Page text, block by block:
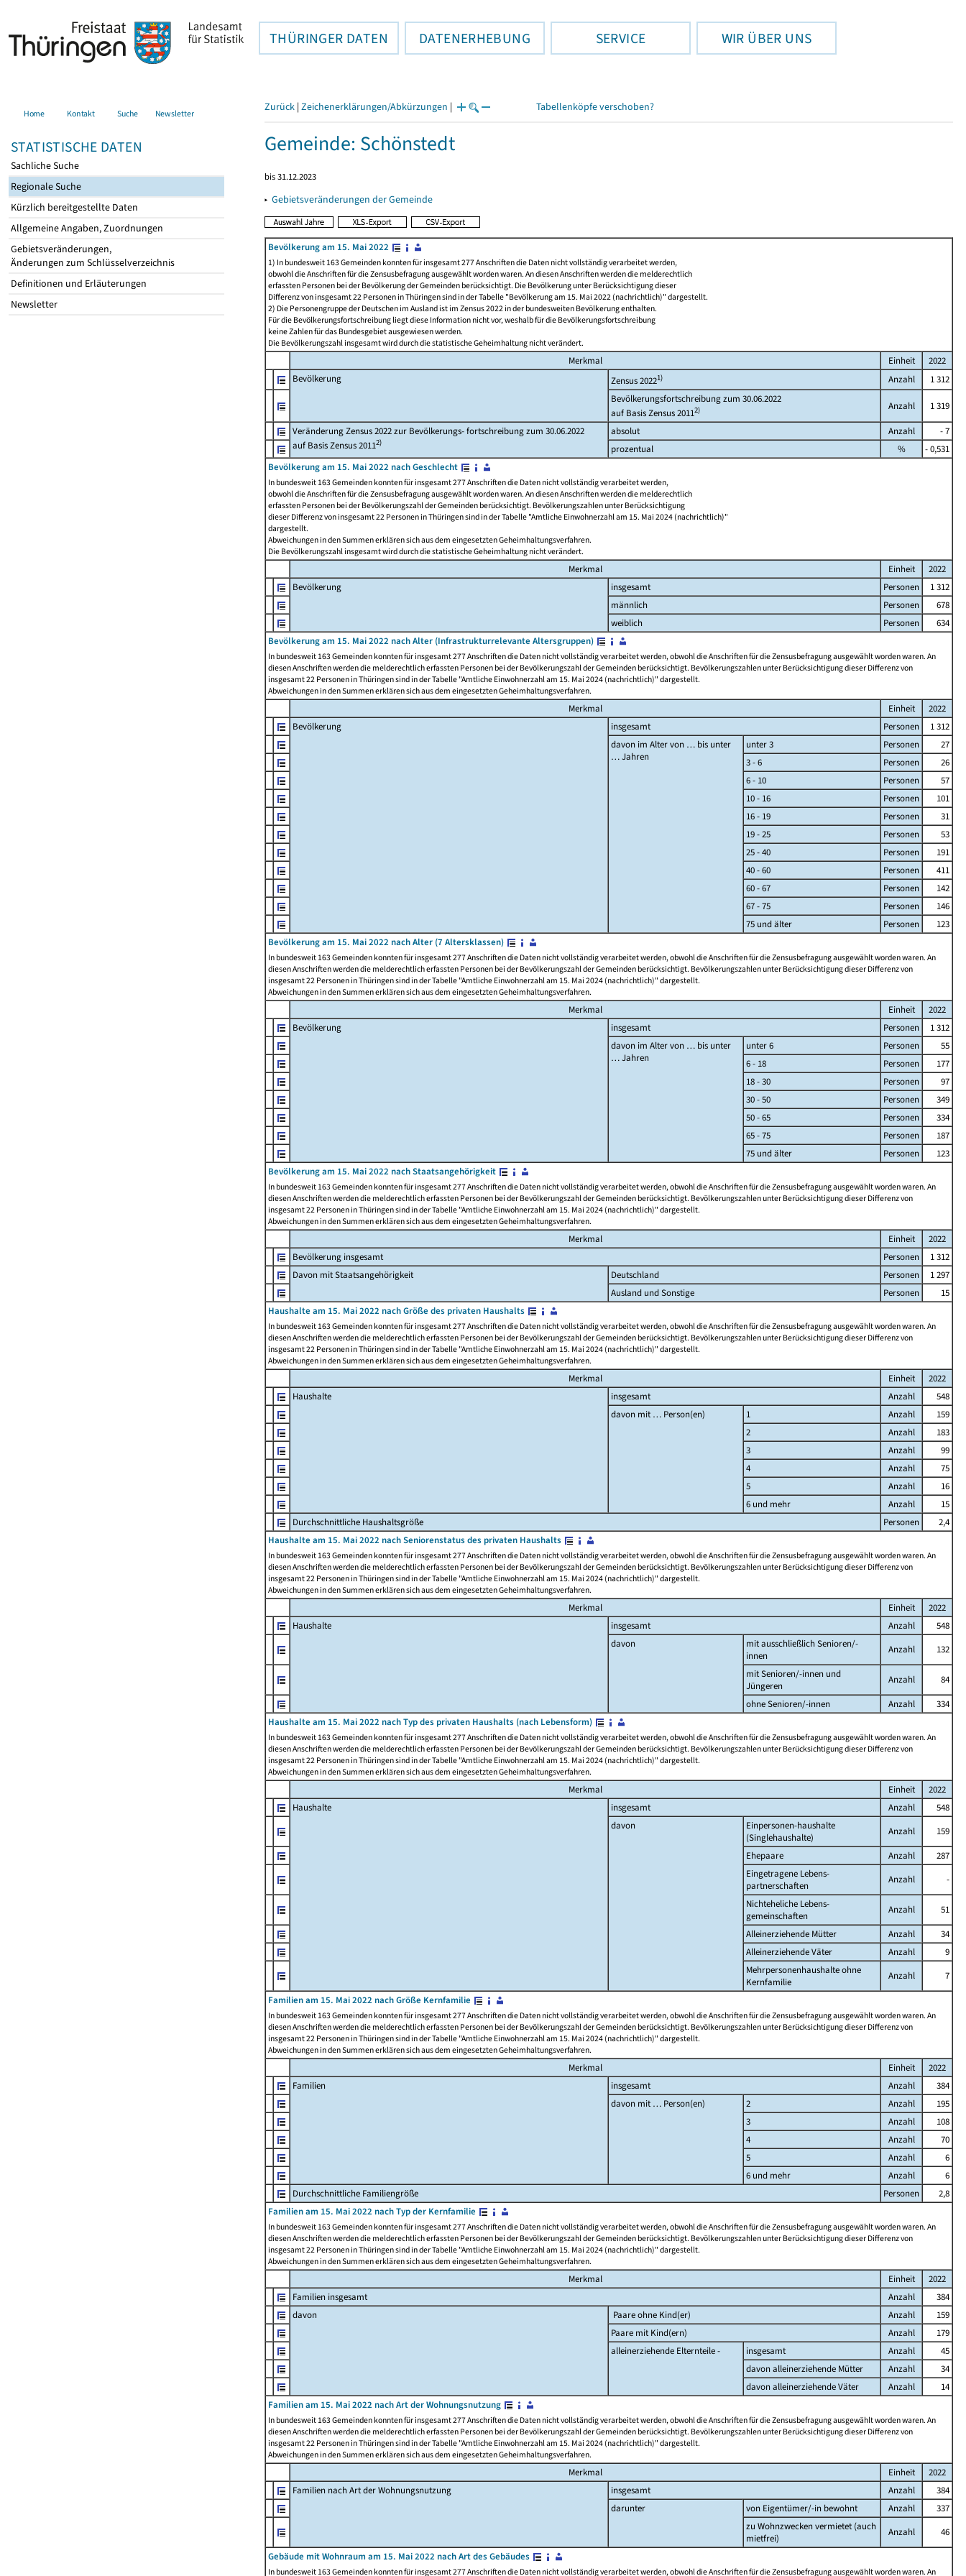
THÜRINGER DATEN DATENERHEBUNG SERVICE WIR ÜBER UNS
Home Kontakt Suche Newsletter
STATISTISCHE DATEN
Sachliche Suche
Regionale Suche
Kürzlich bereitgestellte Daten
Allgemeine Angaben, Zuordnungen
Gebietsveränderungen,
Änderungen zum Schlüsselverzeichnis
Definitionen und Erläuterungen
Newsletter
Zurück | Zeichenerklärungen/Abkürzungen | Tabellenköpfe verschoben?
Gemeinde: Schönstedt
bis 31.12.2023
▸ Gebietsveränderungen der Gemeinde
Bevölkerung am 15. Mai 2022
1) In bundesweit 163 Gemeinden konnten für insgesamt 277 Anschriften die Daten nicht vollständig verarbeitet werden,
obwohl die Anschriften für die Zensusbefragung ausgewählt worden waren. An diesen Anschriften werden die melderechtlich
erfassten Personen bei der Bevölkerung der Gemeinden berücksichtigt. Die Bevölkerung unter Berücksichtigung dieser
Differenz von insgesamt 22 Personen in Thüringen sind in der Tabelle "Bevölkerung am 15. Mai 2022 (nachrichtlich)" dargestellt.
2) Die Personengruppe der Deutschen im Ausland ist im Zensus 2022 in der bundesweiten Bevölkerung enthalten.
Für die Bevölkerungsfortschreibung liegt diese Information nicht vor, weshalb für die Bevölkerungsfortschreibung
keine Zahlen für das Bundesgebiet ausgewiesen werden.
Die Bevölkerungszahl insgesamt wird durch die statistische Geheimhaltung nicht verändert.
Merkmal Einheit
2022
Bevölkerung
Zensus 20221) Anzahl
1 312
Bevölkerungsfortschreibung zum 30.06.2022
auf Basis Zensus 20112) Anzahl 1 319
Veränderung Zensus 2022 zur Bevölkerungs- fortschreibung zum 30.06.2022
auf Basis Zensus 20112)
absolut Anzahl
- 7
prozentual
%
- 0,531
Bevölkerung am 15. Mai 2022 nach Geschlecht
In bundesweit 163 Gemeinden konnten für insgesamt 277 Anschriften die Daten nicht vollständig verarbeitet werden,
obwohl die Anschriften für die Zensusbefragung ausgewählt worden waren. An diesen Anschriften werden die melderechtlich
erfassten Personen bei der Bevölkerungszahl der Gemeinden berücksichtigt. Bevölkerungszahlen unter Berücksichtigung
dieser Differenz von insgesamt 22 Personen in Thüringen sind in der Tabelle "Amtliche Einwohnerzahl am 15. Mai 2024 (nachrichtlich)"
dargestellt.
Abweichungen in den Summen erklären sich aus dem eingesetzten Geheimhaltungsverfahren.
Die Bevölkerungszahl insgesamt wird durch die statistische Geheimhaltung nicht verändert.
Merkmal Einheit
2022
Bevölkerung
insgesamt Personen
1 312
männlich
Personen
678
weiblich
Personen
634
Bevölkerung am 15. Mai 2022 nach Alter (Infrastrukturrelevante Altersgruppen)
In bundesweit 163 Gemeinden konnten für insgesamt 277 Anschriften die Daten nicht vollständig verarbeitet werden, obwohl die Anschriften für die Zensusbefragung ausgewählt worden waren. An
diesen Anschriften werden die melderechtlich erfassten Personen bei der Bevölkerungszahl der Gemeinden berücksichtigt. Bevölkerungszahlen unter Berücksichtigung dieser Differenz von
insgesamt 22 Personen in Thüringen sind in der Tabelle "Amtliche Einwohnerzahl am 15. Mai 2024 (nachrichtlich)" dargestellt.
Abweichungen in den Summen erklären sich aus dem eingesetzten Geheimhaltungsverfahren.
Merkmal Einheit
2022
Bevölkerung
insgesamt Personen
1 312
davon im Alter von … bis unter
… Jahren
unter 3 Personen
27
3 - 6
Personen
26
6 - 10
Personen
57
10 - 16
Personen
101
16 - 19
Personen
31
19 - 25
Personen
53
25 - 40
Personen
191
40 - 60
Personen
411
60 - 67
Personen
142
67 - 75
Personen
146
75 und älter
Personen
123
Bevölkerung am 15. Mai 2022 nach Alter (7 Altersklassen)
In bundesweit 163 Gemeinden konnten für insgesamt 277 Anschriften die Daten nicht vollständig verarbeitet werden, obwohl die Anschriften für die Zensusbefragung ausgewählt worden waren. An
diesen Anschriften werden die melderechtlich erfassten Personen bei der Bevölkerungszahl der Gemeinden berücksichtigt. Bevölkerungszahlen unter Berücksichtigung dieser Differenz von
insgesamt 22 Personen in Thüringen sind in der Tabelle "Amtliche Einwohnerzahl am 15. Mai 2024 (nachrichtlich)" dargestellt.
Abweichungen in den Summen erklären sich aus dem eingesetzten Geheimhaltungsverfahren.
Merkmal Einheit
2022
Bevölkerung
insgesamt Personen
1 312
davon im Alter von … bis unter
… Jahren
unter 6 Personen
55
6 - 18
Personen
177
18 - 30
Personen
97
30 - 50
Personen
349
50 - 65
Personen
334
65 - 75
Personen
187
75 und älter
Personen
123
Bevölkerung am 15. Mai 2022 nach Staatsangehörigkeit
In bundesweit 163 Gemeinden konnten für insgesamt 277 Anschriften die Daten nicht vollständig verarbeitet werden, obwohl die Anschriften für die Zensusbefragung ausgewählt worden waren. An
diesen Anschriften werden die melderechtlich erfassten Personen bei der Bevölkerungszahl der Gemeinden berücksichtigt. Bevölkerungszahlen unter Berücksichtigung dieser Differenz von
insgesamt 22 Personen in Thüringen sind in der Tabelle "Amtliche Einwohnerzahl am 15. Mai 2024 (nachrichtlich)" dargestellt.
Abweichungen in den Summen erklären sich aus dem eingesetzten Geheimhaltungsverfahren.
Merkmal Einheit
2022
Bevölkerung insgesamt
Personen
1 312
Davon mit Staatsangehörigkeit
Deutschland Personen
1 297
Ausland und Sonstige
Personen
15
Haushalte am 15. Mai 2022 nach Größe des privaten Haushalts
In bundesweit 163 Gemeinden konnten für insgesamt 277 Anschriften die Daten nicht vollständig verarbeitet werden, obwohl die Anschriften für die Zensusbefragung ausgewählt worden waren. An
diesen Anschriften werden die melderechtlich erfassten Personen bei der Bevölkerungszahl der Gemeinden berücksichtigt. Bevölkerungszahlen unter Berücksichtigung dieser Differenz von
insgesamt 22 Personen in Thüringen sind in der Tabelle "Amtliche Einwohnerzahl am 15. Mai 2024 (nachrichtlich)" dargestellt.
Abweichungen in den Summen erklären sich aus dem eingesetzten Geheimhaltungsverfahren.
Merkmal Einheit
2022
Haushalte
insgesamt Anzahl
548
davon mit … Person(en)
1 Anzahl
159
2
Anzahl
183
3
Anzahl
99
4
Anzahl
75
5
Anzahl
16
6 und mehr
Anzahl
15
Durchschnittliche Haushaltsgröße
Personen
2,4
Haushalte am 15. Mai 2022 nach Seniorenstatus des privaten Haushalts
In bundesweit 163 Gemeinden konnten für insgesamt 277 Anschriften die Daten nicht vollständig verarbeitet werden, obwohl die Anschriften für die Zensusbefragung ausgewählt worden waren. An
diesen Anschriften werden die melderechtlich erfassten Personen bei der Bevölkerungszahl der Gemeinden berücksichtigt. Bevölkerungszahlen unter Berücksichtigung dieser Differenz von
insgesamt 22 Personen in Thüringen sind in der Tabelle "Amtliche Einwohnerzahl am 15. Mai 2024 (nachrichtlich)" dargestellt.
Abweichungen in den Summen erklären sich aus dem eingesetzten Geheimhaltungsverfahren.
Merkmal Einheit
2022
Haushalte
insgesamt Anzahl
548
davon
mit ausschließlich Senioren/-
innen
Anzahl
132
mit Senioren/-innen und
Jüngeren
Anzahl
84
ohne Senioren/-innen
Anzahl
334
Haushalte am 15. Mai 2022 nach Typ des privaten Haushalts (nach Lebensform)
In bundesweit 163 Gemeinden konnten für insgesamt 277 Anschriften die Daten nicht vollständig verarbeitet werden, obwohl die Anschriften für die Zensusbefragung ausgewählt worden waren. An
diesen Anschriften werden die melderechtlich erfassten Personen bei der Bevölkerungszahl der Gemeinden berücksichtigt. Bevölkerungszahlen unter Berücksichtigung dieser Differenz von
insgesamt 22 Personen in Thüringen sind in der Tabelle "Amtliche Einwohnerzahl am 15. Mai 2024 (nachrichtlich)" dargestellt.
Abweichungen in den Summen erklären sich aus dem eingesetzten Geheimhaltungsverfahren.
Merkmal Einheit
2022
Haushalte
insgesamt Anzahl
548
davon
Einpersonen-haushalte
(Singlehaushalte)
Anzahl
159
Ehepaare
Anzahl
287
Eingetragene Lebens-
partnerschaften
Anzahl
-
Nichteheliche Lebens-
gemeinschaften
Anzahl
51
Alleinerziehende Mütter
Anzahl
34
Alleinerziehende Väter
Anzahl
9
Mehrpersonenhaushalte ohne
Kernfamilie
Anzahl
7
Familien am 15. Mai 2022 nach Größe Kernfamilie
In bundesweit 163 Gemeinden konnten für insgesamt 277 Anschriften die Daten nicht vollständig verarbeitet werden, obwohl die Anschriften für die Zensusbefragung ausgewählt worden waren. An
diesen Anschriften werden die melderechtlich erfassten Personen bei der Bevölkerungszahl der Gemeinden berücksichtigt. Bevölkerungszahlen unter Berücksichtigung dieser Differenz von
insgesamt 22 Personen in Thüringen sind in der Tabelle "Amtliche Einwohnerzahl am 15. Mai 2024 (nachrichtlich)" dargestellt.
Abweichungen in den Summen erklären sich aus dem eingesetzten Geheimhaltungsverfahren.
Merkmal Einheit
2022
Familien
insgesamt Anzahl
384
davon mit … Person(en)
2 Anzahl
195
3
Anzahl
108
4
Anzahl
70
5
Anzahl
6
6 und mehr
Anzahl
6
Durchschnittliche Familiengröße
Personen
2,8
Familien am 15. Mai 2022 nach Typ der Kernfamilie
In bundesweit 163 Gemeinden konnten für insgesamt 277 Anschriften die Daten nicht vollständig verarbeitet werden, obwohl die Anschriften für die Zensusbefragung ausgewählt worden waren. An
diesen Anschriften werden die melderechtlich erfassten Personen bei der Bevölkerungszahl der Gemeinden berücksichtigt. Bevölkerungszahlen unter Berücksichtigung dieser Differenz von
insgesamt 22 Personen in Thüringen sind in der Tabelle "Amtliche Einwohnerzahl am 15. Mai 2024 (nachrichtlich)" dargestellt.
Abweichungen in den Summen erklären sich aus dem eingesetzten Geheimhaltungsverfahren.
Merkmal Einheit
2022
Familien insgesamt
Anzahl
384
davon
Paare ohne Kind(er) Anzahl
159
Paare mit Kind(ern)
Anzahl
179
alleinerziehende Elternteile -
insgesamt Anzahl
45
davon alleinerziehende Mütter
Anzahl
34
davon alleinerziehende Väter
Anzahl
14
Familien am 15. Mai 2022 nach Art der Wohnungsnutzung
In bundesweit 163 Gemeinden konnten für insgesamt 277 Anschriften die Daten nicht vollständig verarbeitet werden, obwohl die Anschriften für die Zensusbefragung ausgewählt worden waren. An
diesen Anschriften werden die melderechtlich erfassten Personen bei der Bevölkerungszahl der Gemeinden berücksichtigt. Bevölkerungszahlen unter Berücksichtigung dieser Differenz von
insgesamt 22 Personen in Thüringen sind in der Tabelle "Amtliche Einwohnerzahl am 15. Mai 2024 (nachrichtlich)" dargestellt.
Abweichungen in den Summen erklären sich aus dem eingesetzten Geheimhaltungsverfahren.
Merkmal Einheit
2022
Familien nach Art der Wohnungsnutzung
insgesamt Anzahl
384
darunter
von Eigentümer/-in bewohnt Anzahl
337
zu Wohnzwecken vermietet (auch
mietfrei)
Anzahl
46
Gebäude mit Wohnraum am 15. Mai 2022 nach Art des Gebäudes
In bundesweit 163 Gemeinden konnten für insgesamt 277 Anschriften die Daten nicht vollständig verarbeitet werden, obwohl die Anschriften für die Zensusbefragung ausgewählt worden waren. An